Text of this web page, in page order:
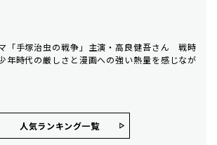
「手塚治虫の戦争」主演・高良健吾さん 戦時
年時代の厳しさと漫画への強い熱量を感じなが
人気ランキング⼀覧